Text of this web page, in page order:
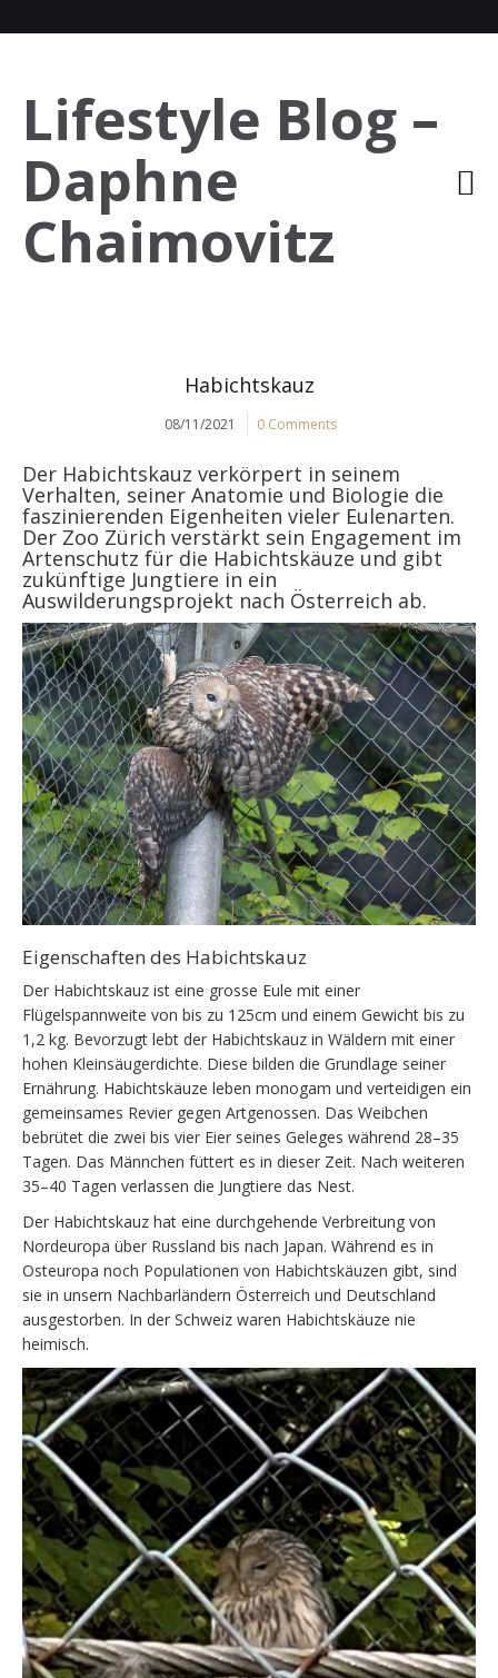
Lifestyle Blog –
Daphne
Chaimovitz
Habichtskauz
08/11/2021 0 Comments
Der Habichtskauz verkörpert in seinem
Verhalten, seiner Anatomie und Biologie die
faszinierenden Eigenheiten vieler Eulenarten.
Der Zoo Zürich verstärkt sein Engagement im
Artenschutz für die Habichtskäuze und gibt
zukünftige Jungtiere in ein
Auswilderungsprojekt nach Österreich ab.
Eigenschaften des Habichtskauz
Der Habichtskauz ist eine grosse Eule mit einer
Flügelspannweite von bis zu 125cm und einem Gewicht bis zu
1,2 kg. Bevorzugt lebt der Habichtskauz in Wäldern mit einer
hohen Kleinsäugerdichte. Diese bilden die Grundlage seiner
Ernährung. Habichtskäuze leben monogam und verteidigen ein
gemeinsames Revier gegen Artgenossen. Das Weibchen
bebrütet die zwei bis vier Eier seines Geleges während 28–35
Tagen. Das Männchen füttert es in dieser Zeit. Nach weiteren
35–40 Tagen verlassen die Jungtiere das Nest.
Der Habichtskauz hat eine durchgehende Verbreitung von
Nordeuropa über Russland bis nach Japan. Während es in
Osteuropa noch Populationen von Habichtskäuzen gibt, sind
sie in unsern Nachbarländern Österreich und Deutschland
ausgestorben. In der Schweiz waren Habichtskäuze nie
heimisch.